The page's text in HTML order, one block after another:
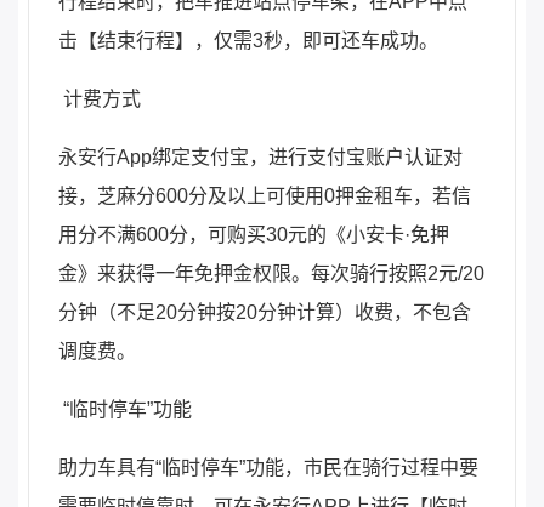
击【结束行程】，仅需3秒，即可还车成功。
计费方式
永安行App绑定支付宝，进行支付宝账户认证对
接，芝麻分600分及以上可使用0押金租车，若信
用分不满600分，可购买30元的《小安卡·免押
金》来获得一年免押金权限。每次骑行按照2元/20
分钟（不足20分钟按20分钟计算）收费，不包含
调度费。
“临时停车”功能
助力车具有“临时停车”功能，市民在骑行过程中要